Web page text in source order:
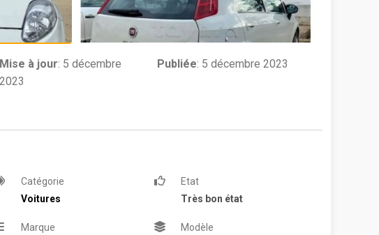
Mise à jour: 5 décembre
2023
Publiée: 5 décembre 2023
Catégorie
Voitures
Etat
Très bon état
Marque
Modèle